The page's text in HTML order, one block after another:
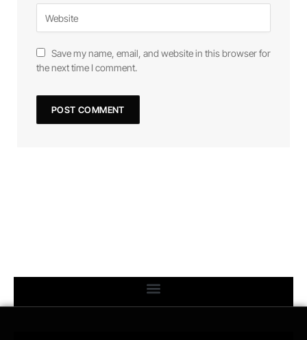
Save my name, email, and website in this browser for
the next time I comment.